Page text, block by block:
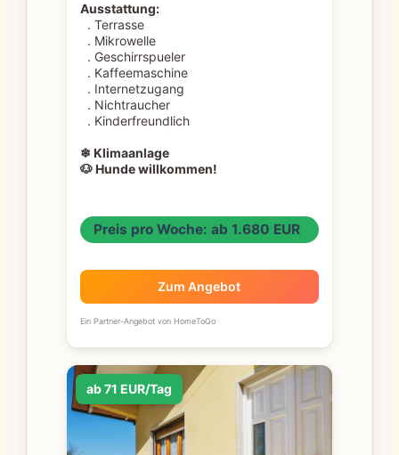
Ausstattung:
. Terrasse
. Mikrowelle
. Geschirrspueler
. Kaffeemaschine
. Internetzugang
. Nichtraucher
. Kinderfreundlich
❄ Klimaanlage
🐶 Hunde willkommen!
Preis pro Woche: ab 1.680 EUR
Zum Angebot
Ein Partner-Angebot von HomeToGo
ab 71 EUR/Tag